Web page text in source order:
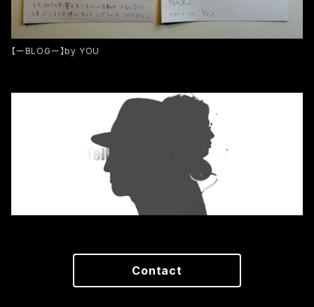
【ーBLOGー】by YOU
Contact